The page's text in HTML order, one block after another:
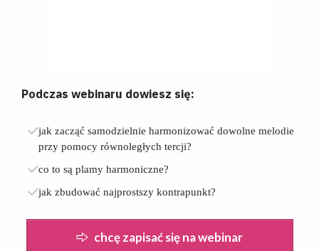
Podczas webinaru dowiesz się:
jak zacząć samodzielnie harmonizować dowolne melodie
przy pomocy równoległych tercji?
co to są plamy harmoniczne?
jak zbudować najprostszy kontrapunkt?
chcę zapisać się na webinar